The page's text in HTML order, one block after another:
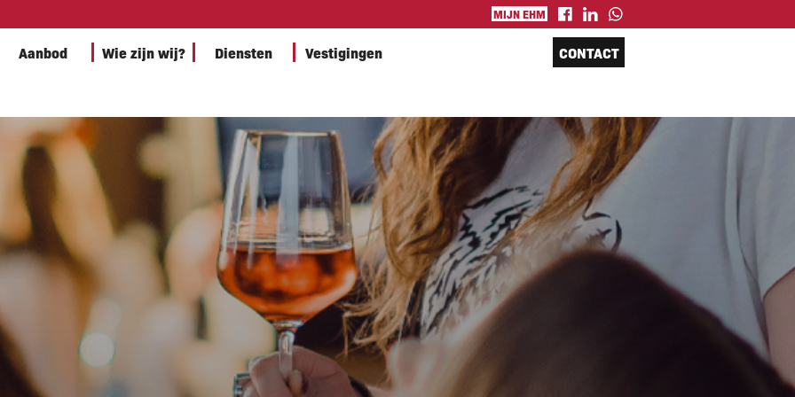
MIJN EHM
Aanbod Wie zijn wij? Diensten Vestigingen CONTACT